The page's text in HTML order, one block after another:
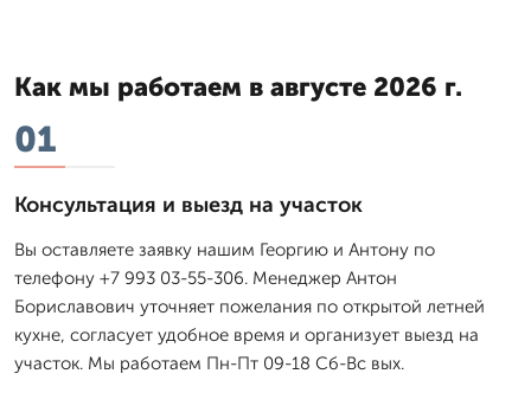
Как мы работаем в августе 2026 г.
01
Консультация и выезд на участок
Вы оставляете заявку нашим Георгию и Антону по
телефону +7 993 03-55-306. Менеджер Антон
Бориславович уточняет пожелания по открытой летней
кухне, согласует удобное время и организует выезд на
участок. Мы работаем Пн-Пт 09-18 Сб-Вс вых.